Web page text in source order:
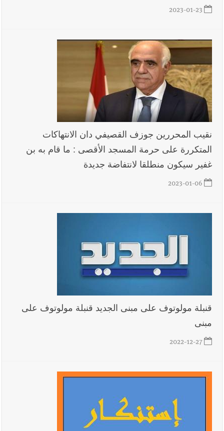
فكيف أقرّت الزيادة؟
أخبار لبنان مواجهة مؤجّلة لنزاع طويل
العالم العربي
يبقى الشعب الفلسطيني يعيش كل هذا الألم؟ وإلى متى تستمر هذه
المعاناة التي تمزق القلوب والضمائر؟
بكرة الطاولة للرجال للعام الرابع على التوالي
2023-01-23
نقيب المحررين جوزف القصيفي دان الانتهاكات
المتكررة على حرمة المسجد الأقصى : ما قام به بن
غفير سيكون منطلقا لانتفاضة جديدة
2023-01-06
قنبلة مولوتوف على مبنى الجديد قنبلة مولوتوف على
مبنى
2022-12-27